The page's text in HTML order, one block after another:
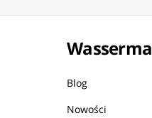
Blog
Nowości